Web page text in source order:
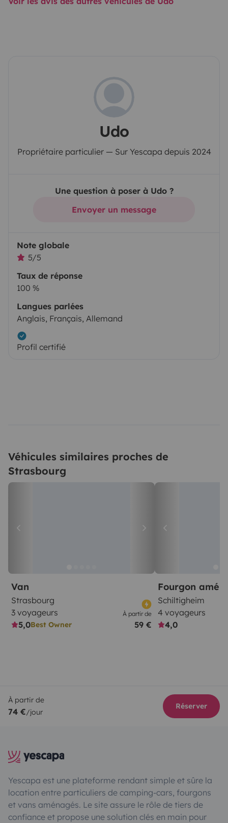
Udo
Propriétaire particulier — Sur Yescapa depuis 2024
Une question à poser à Udo ?
Envoyer un message
Note globale
5/5
Taux de réponse
100 %
Langues parlées
Anglais, Français, Allemand
Profil certifié
Véhicules similaires proches de
Strasbourg
Van
Strasbourg
3 voyageurs
5,0Best Owner
À partir de
59 €
Fourgon
Schiltigheim
4 voyageurs
4,0
À partir de
74 €/jour
Réserver
Yescapa est une plateforme rendant simple et sûre la
location entre particuliers de camping-cars, fourgons
et vans aménagés. Le site assure le rôle de tiers de
confiance et propose une solution clés en main pour